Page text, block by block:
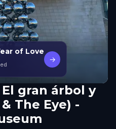
of Love
→
El gran árbol y
The Eye) -